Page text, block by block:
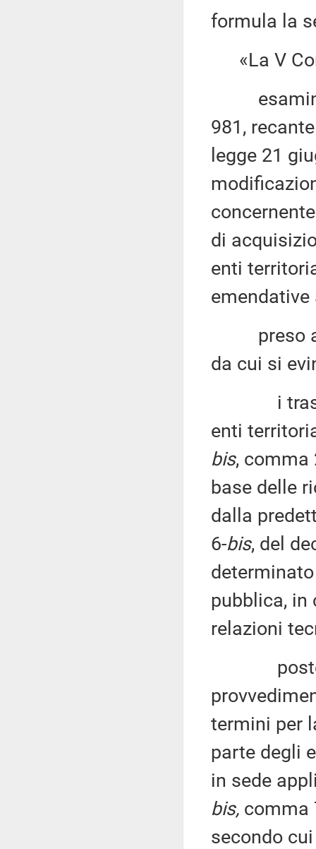
formula la
«La V
981,
legge 21
di
enti
emendative
preso
da cui si
i
enti
bis, comma
base delle
dalla
6-bis, del
pubblica, in
relazioni
posto
termini per
parte degli
in sede
bis, comma
secondo